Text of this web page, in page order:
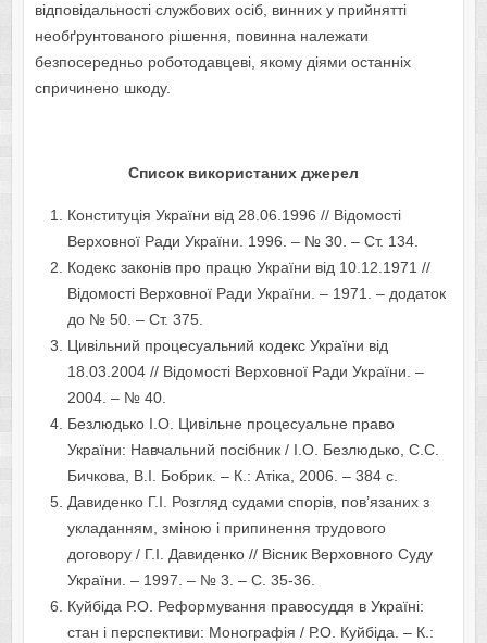
відповідальності службових осіб, винних у прийнятті
необґрунтованого рішення, повинна належати
безпосередньо роботодавцеві, якому діями останніх
спричинено шкоду.
Список використаних джерел
Конституція України від 28.06.1996 // Відомості
Верховної Ради України. 1996. – № 30. – Ст. 134.
Кодекс законів про працю України від 10.12.1971 //
Відомості Верховної Ради України. – 1971. – додаток
до № 50. – Ст. 375.
Цивільний процесуальний кодекс України від
18.03.2004 // Відомості Верховної Ради України. –
2004. – № 40.
Безлюдько І.О. Цивільне процесуальне право
України: Навчальний посібник / І.О. Безлюдько, С.С.
Бичкова, В.І. Бобрик. – К.: Атіка, 2006. – 384 с.
Давиденко Г.І. Розгляд судами спорів, пов’язаних з
укладанням, зміною і припинення трудового
договору / Г.І. Давиденко // Вісник Верховного Суду
України. – 1997. – № 3. – С. 35-36.
Куйбіда Р.О. Реформування правосуддя в Україні:
стан і перспективи: Монографія / Р.О. Куйбіда. – К.: